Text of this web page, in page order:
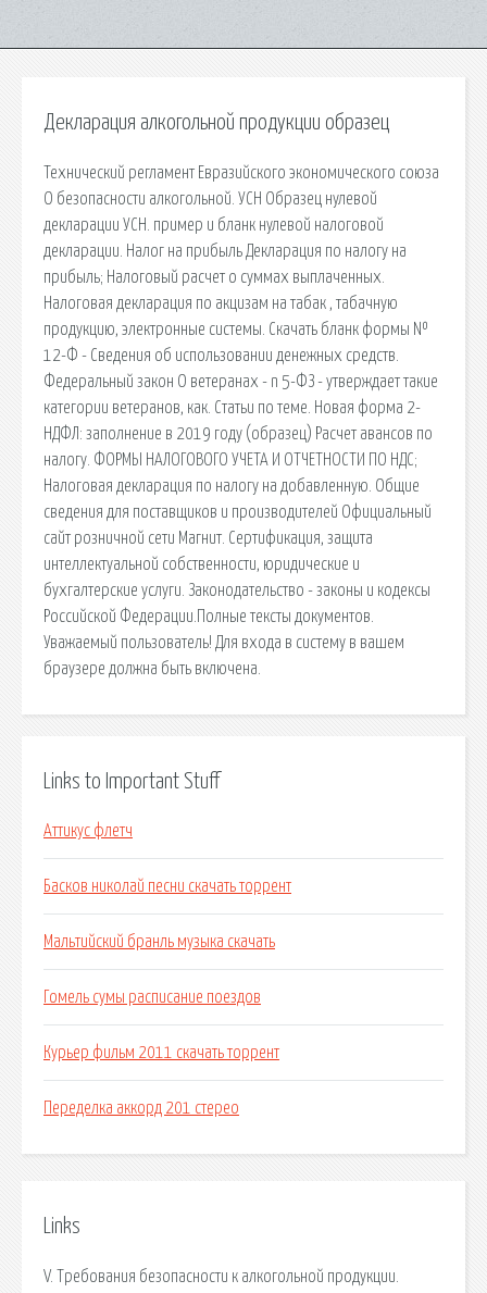
Декларация алкогольной продукции образец
Технический регламент Евразийского экономического союза
О безопасности алкогольной. УСН Образец нулевой
декларации УСН. пример и бланк нулевой налоговой
декларации. Налог на прибыль Декларация по налогу на
прибыль; Налоговый расчет о суммах выплаченных.
Налоговая декларация по акцизам на табак , табачную
продукцию, электронные системы. Скачать бланк формы №
12-Ф - Сведения об использовании денежных средств.
Федеральный закон О ветеранах - n 5-ФЗ - утверждает такие
категории ветеранов, как. Статьи по теме. Новая форма 2-
НДФЛ: заполнение в 2019 году (образец) Расчет авансов по
налогу. ФОРМЫ НАЛОГОВОГО УЧЕТА И ОТЧЕТНОСТИ ПО НДС;
Налоговая декларация по налогу на добавленную. Общие
сведения для поставщиков и производителей Официальный
сайт розничной сети Магнит. Сертификация, защита
интеллектуальной собственности, юридические и
бухгалтерские услуги. Законодательство - законы и кодексы
Российской Федерации.Полные тексты документов.
Уважаемый пользователь! Для входа в систему в вашем
браузере должна быть включена.
Links to Important Stuff
Аттикус флетч
Басков николай песни скачать торрент
Мальтийский бранль музыка скачать
Гомель сумы расписание поездов
Курьер фильм 2011 скачать торрент
Переделка аккорд 201 стерео
Links
V. Требования безопасности к алкогольной продукции.